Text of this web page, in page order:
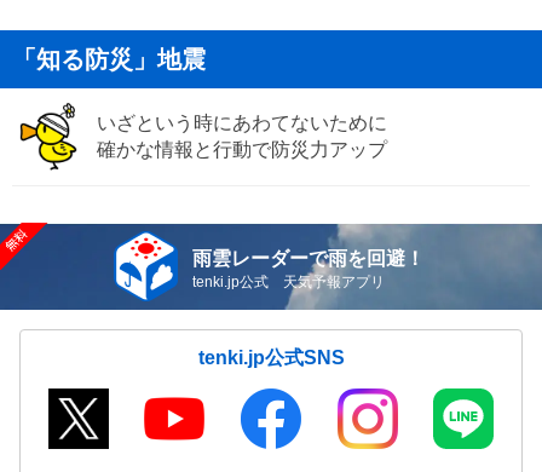
「知る防災」地震
いざという時にあわてないために
確かな情報と行動で防災力アップ
雨雲レーダーで雨を回避！
tenki.jp公式 天気予報アプリ
tenki.jp公式SNS